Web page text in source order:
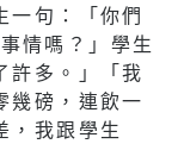
一句：「你們
情嗎？」學生
許多。」「我
幾磅，連飲一
，我跟學生